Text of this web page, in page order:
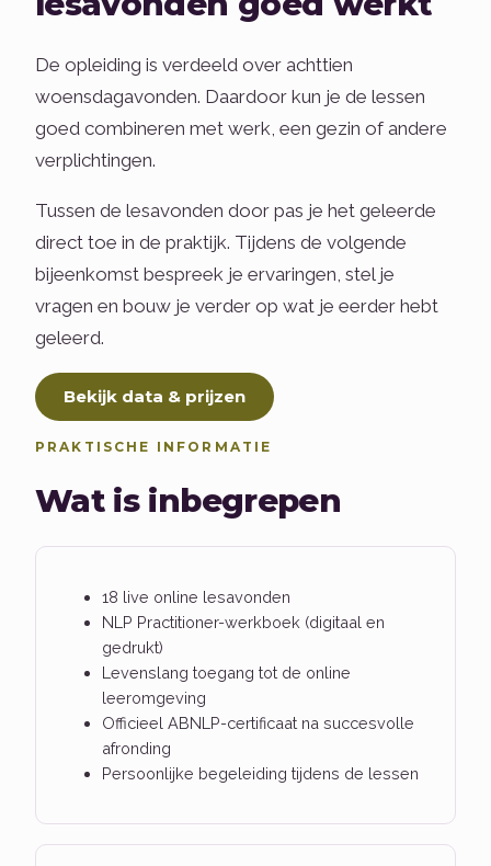
De opleiding is verdeeld over achttien
woensdagavonden. Daardoor kun je de lessen
goed combineren met werk, een gezin of andere
verplichtingen.
Tussen de lesavonden door pas je het geleerde
direct toe in de praktijk. Tijdens de volgende
bijeenkomst bespreek je ervaringen, stel je
vragen en bouw je verder op wat je eerder hebt
geleerd.
Bekijk data & prijzen
PRAKTISCHE INFORMATIE
Wat is inbegrepen
18 live online lesavonden
NLP Practitioner-werkboek (digitaal en
gedrukt)
Levenslang toegang tot de online
leeromgeving
Officieel ABNLP-certificaat na succesvolle
afronding
Persoonlijke begeleiding tijdens de lessen